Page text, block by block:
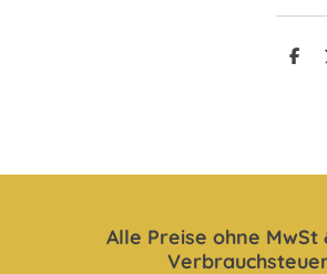
T
Alle Preise ohne MwSt